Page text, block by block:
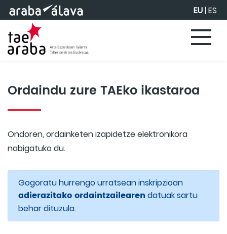
Eduki nagusira joan EU|ES
Ordaindu zure TAEko ikastaroa
Ondoren, ordainketen izapidetze elektronikora
nabigatuko du.
Gogoratu hurrengo urratsean inskripzioan
adierazitako ordaintzailearen datuak sartu
behar dituzula.